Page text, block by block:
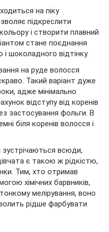
на піку
підкреслити
і створити плавний
стане поєднання
шоколадного відтінку.
на руде волосся
Такий варіант дуже
адже мінімально
відступу від коренів
застосування фольги. В
біля коренів волосся і
зустрічаються всюди,
є такою ж рідкістю,
Тим, хто отримав
хімічних барвників,
мелірування, воно
рідше фарбувати